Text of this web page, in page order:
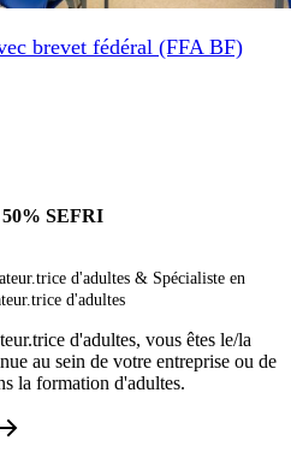
brevet fédéral (FFA BF)
SEFRI
d'adultes & Spécialiste en
d'adultes
d'adultes, vous êtes le/la
au sein de votre entreprise ou de
la formation d'adultes.